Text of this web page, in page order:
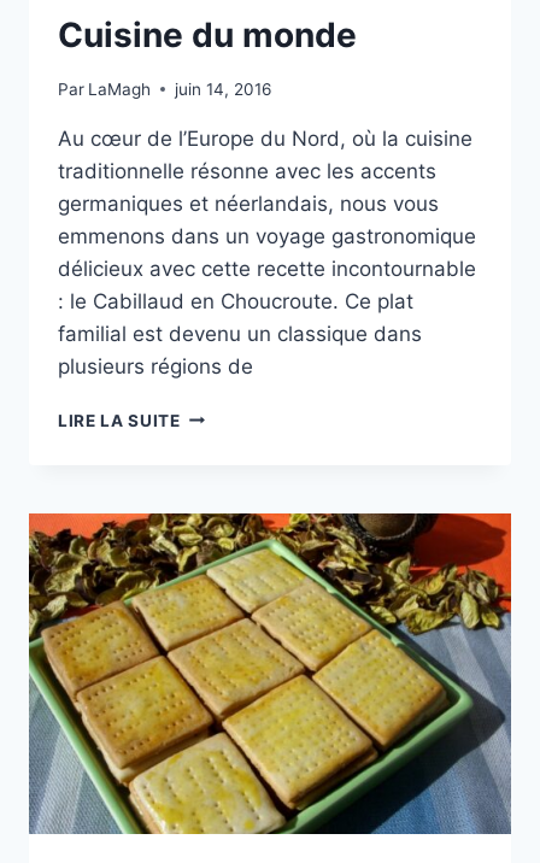
Cuisine du monde
Par LaMagh juin 14, 2016
Au cœur de l’Europe du Nord, où la cuisine
traditionnelle résonne avec les accents
germaniques et néerlandais, nous vous
emmenons dans un voyage gastronomique
délicieux avec cette recette incontournable
: le Cabillaud en Choucroute. Ce plat
familial est devenu un classique dans
plusieurs régions de
LIRE LA SUITECUISINE